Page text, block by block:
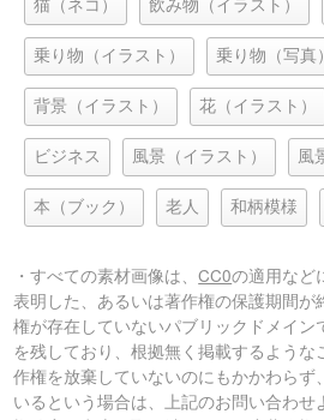
猫（ネコ） 飲み物（イラスト）
乗り物（イラスト） 乗り物（写真）
背景（イラスト） 花（イラスト）
ビジネス 風景（イラスト） 風
本（ブック） 老人 和柄模様
・すべての素材画像は、CC0の適用など
表明した、あるいは著作権の保護期間
権が存在していないパブリックドメイ
を残しており、根拠無く掲載するよう
作権を放棄していないのにもかかわらず
いるという場合は、上記のお問い合わ